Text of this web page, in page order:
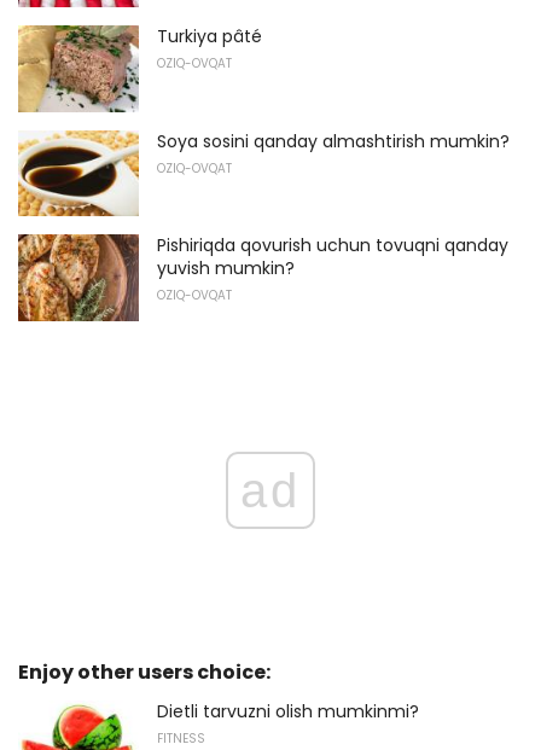
Turkiya pâté
OZIQ-OVQAT
Soya sosini qanday almashtirish mumkin?
OZIQ-OVQAT
Pishiriqda qovurish uchun tovuqni qanday
yuvish mumkin?
OZIQ-OVQAT
ad
Enjoy other users choice:
Dietli tarvuzni olish mumkinmi?
FITNESS